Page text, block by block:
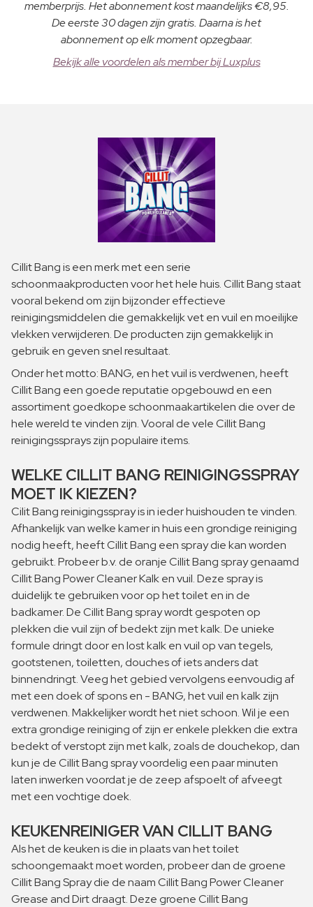
memberprijs. Het abonnement kost maandelijks €8,95.
De eerste 30 dagen zijn gratis. Daarna is het
abonnement op elk moment opzegbaar.
Bekijk alle voordelen als member bij Luxplus
Cillit Bang is een merk met een serie
schoonmaakproducten voor het hele huis. Cillit Bang staat
vooral bekend om zijn bijzonder effectieve
reinigingsmiddelen die gemakkelijk vet en vuil en moeilijke
vlekken verwijderen. De producten zijn gemakkelijk in
gebruik en geven snel resultaat.
Onder het motto: BANG, en het vuil is verdwenen, heeft
Cillit Bang een goede reputatie opgebouwd en een
assortiment goedkope schoonmaakartikelen die over de
hele wereld te vinden zijn. Vooral de vele Cillit Bang
reinigingssprays zijn populaire items.
WELKE CILLIT BANG REINIGINGSSPRAY
MOET IK KIEZEN?
Cilit Bang reinigingsspray is in ieder huishouden te vinden.
Afhankelijk van welke kamer in huis een grondige reiniging
nodig heeft, heeft Cillit Bang een spray die kan worden
gebruikt. Probeer b.v. de oranje Cillit Bang spray genaamd
Cillit Bang Power Cleaner Kalk en vuil. Deze spray is
duidelijk te gebruiken voor op het toilet en in de
badkamer. De Cillit Bang spray wordt gespoten op
plekken die vuil zijn of bedekt zijn met kalk. De unieke
formule dringt door en lost kalk en vuil op van tegels,
gootstenen, toiletten, douches of iets anders dat
binnendringt. Veeg het gebied vervolgens eenvoudig af
met een doek of spons en - BANG, het vuil en kalk zijn
verdwenen. Makkelijker wordt het niet schoon. Wil je een
extra grondige reiniging of zijn er enkele plekken die extra
bedekt of verstopt zijn met kalk, zoals de douchekop, dan
kun je de Cillit Bang spray voordelig een paar minuten
laten inwerken voordat je de zeep afspoelt of afveegt
met een vochtige doek.
KEUKENREINIGER VAN CILLIT BANG
Als het de keuken is die in plaats van het toilet
schoongemaakt moet worden, probeer dan de groene
Cillit Bang Spray die de naam Cillit Bang Power Cleaner
Grease and Dirt draagt. Deze groene Cillit Bang